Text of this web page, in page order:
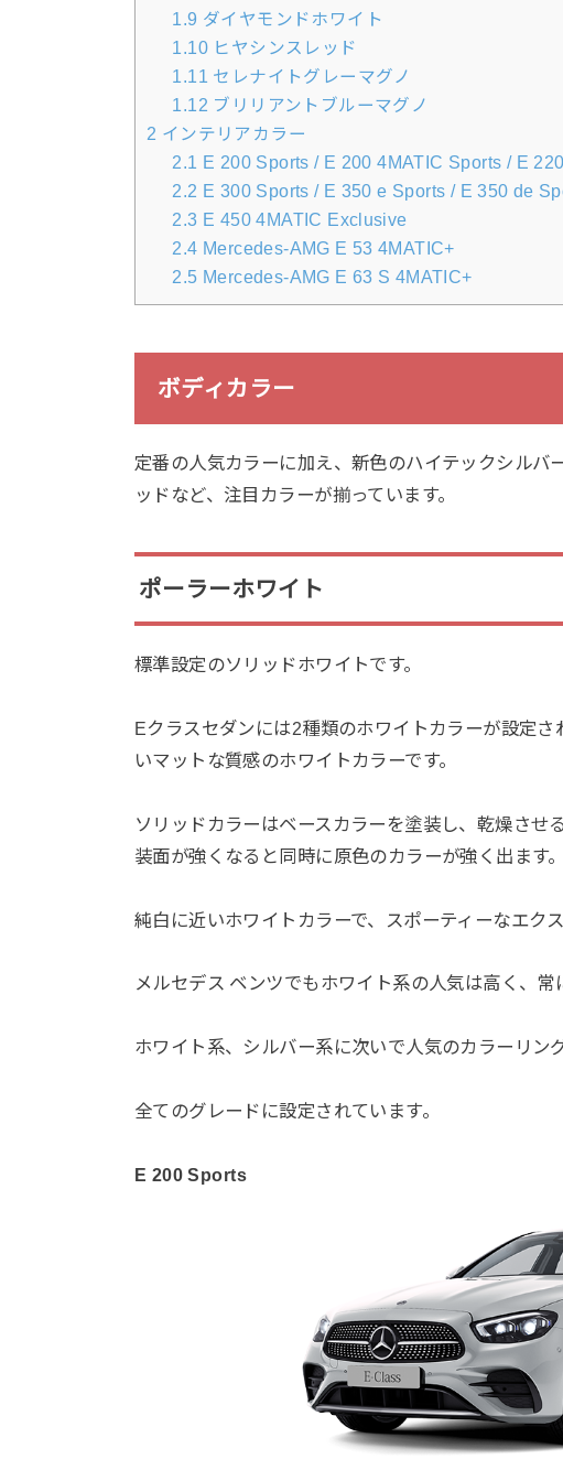
1.9 ダイヤモンドホワイト
1.10 ヒヤシンスレッド
1.11 セレナイトグレーマグノ
1.12 ブリリアントブルーマグノ
2 インテリアカラー
2.1 E 200 Sports / E 200 4MATIC Sports / E
2.2 E 300 Sports / E 350 e Sports / E 350 de
2.3 E 450 4MATIC Exclusive
2.4 Mercedes-AMG E 53 4MATIC+
2.5 Mercedes-AMG E 63 S 4MATIC+
ボディカラー
定番の人気カラーに加え、新色のハイテックシルバ
ッドなど、注目カラーが揃っています。
ポーラーホワイト
標準設定のソリッドホワイトです。
Eクラスセダンには2種類のホワイトカラーが設定
いマットな質感のホワイトカラーです。
ソリッドカラーはベースカラーを塗装し、乾燥させ
装面が強くなると同時に原色のカラーが強く出ます。
純白に近いホワイトカラーで、スポーティーなエク
メルセデス ベンツでもホワイト系の人気は高く、常
ホワイト系、シルバー系に次いで人気のカラーリング
全てのグレードに設定されています。
E 200 Sports